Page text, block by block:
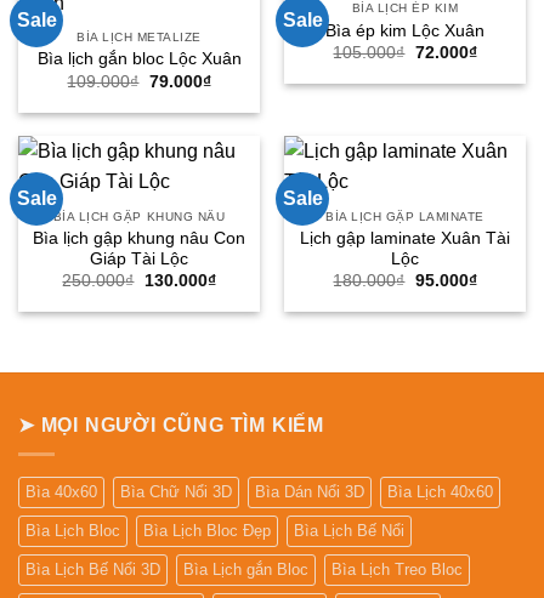
Sale
BÌA LỊCH METALIZE
Bìa lịch gắn bloc Lộc Xuân
109.000₫ Giá
là:
79.000₫Giá
tại
79.000₫.
Sale
BÌA LỊCH ÉP KIM
Bìa ép kim Lộc Xuân
105.000₫ Giá
là:
72.000₫Giá
tại
Sale
BÌA LỊCH GẬP KHUNG NÂU
Bìa lịch gập khung nâu Con
Giáp Tài Lộc
250.000₫
Giá
là:
130.000₫Giá
tại
Sale
BÌA LỊCH GẬP LAMINATE
Lịch gập laminate Xuân Tài
Lộc
180.000₫ Giá
là:
95.000₫Giá
tại
➤ MỌI NGƯỜI CŨNG TÌM KIẾM
Bìa 40x60 Bìa Chữ Nổi 3D Bìa Dán Nổi 3D Bìa Lịch 40x60
Bìa Lịch Bloc Bìa Lịch Bloc Đẹp Bìa Lịch Bế Nổi
Bìa Lịch Bế Nổi 3D Bìa Lịch gắn Bloc Bìa Lịch Treo Bloc